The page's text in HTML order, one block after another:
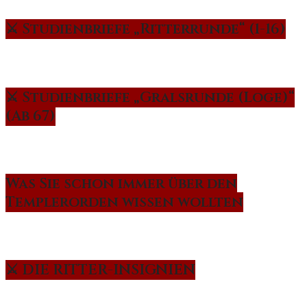
⚔️ Studienbriefe „Ritterrunde“ (1-16)
⚔️ Studienbriefe „Gralsrunde (Loge)“
(Ab 67)
Was Sie schon immer über den
Templerorden wissen wollten
⚔️ DIE RITTER-INSIGNIEN